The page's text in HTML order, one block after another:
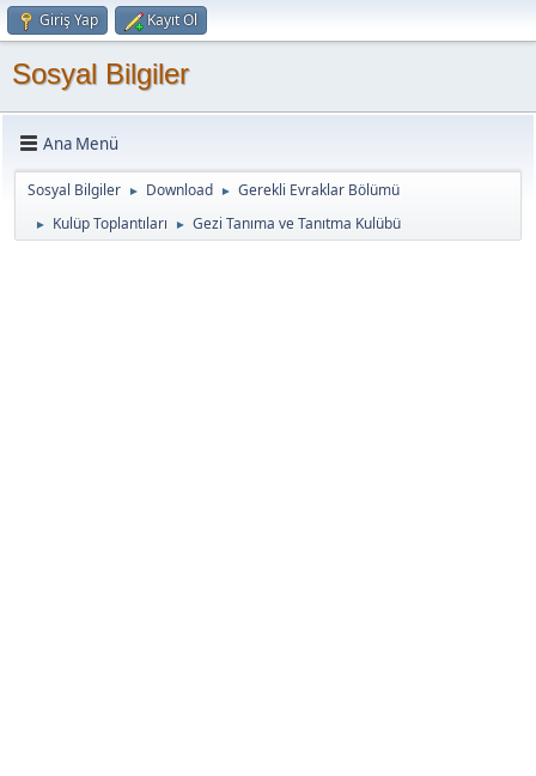
Giriş Yap Kayıt Ol
Sosyal Bilgiler
Ana Menü
Sosyal Bilgiler ► Download ► Gerekli Evraklar Bölümü
► Kulüp Toplantıları ► Gezi Tanıma ve Tanıtma Kulübü